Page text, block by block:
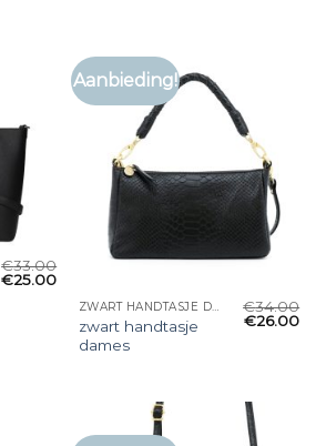
€33.00
€25.00
Aanbieding!
ZWART HANDTASJE DAMES
zwart handtasje
dames
€34.00
€26.00